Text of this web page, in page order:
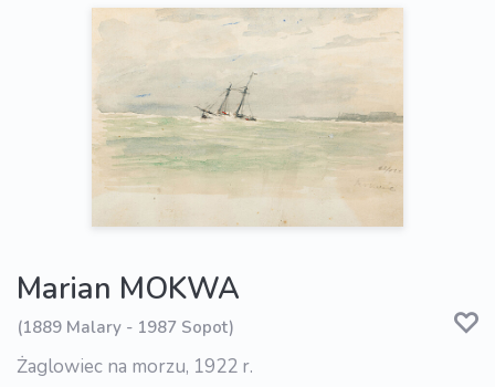
Marian MOKWA
(1889 Malary - 1987 Sopot)
Żaglowiec na morzu, 1922 r.